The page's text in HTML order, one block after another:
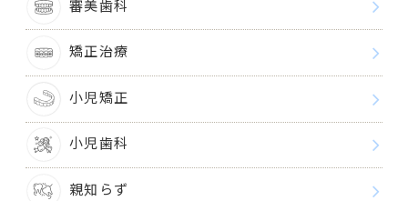
審美歯科
矯正治療
小児矯正
小児歯科
親知らず